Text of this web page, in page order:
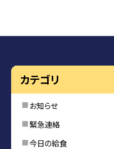
カテゴリ
お知らせ
緊急連絡
今日の給食